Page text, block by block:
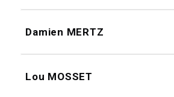
Damien MERTZ
Lou MOSSET